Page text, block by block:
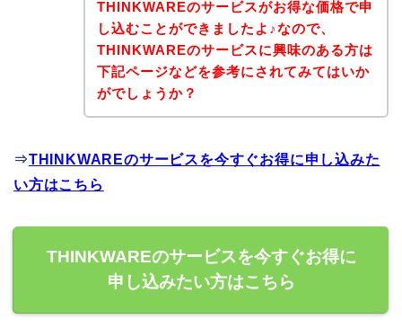
THINKWAREのサービスがお得な価格で申
し込むことができましたよ♪なので、
THINKWAREのサービスに興味のある方は
下記ページなどを参考にされてみてはいか
がでしょうか？
⇒THINKWAREのサービスを今すぐお得に申し込みた
い方はこちら
THINKWAREのサービスを今すぐお得に
申し込みたい方はこちら